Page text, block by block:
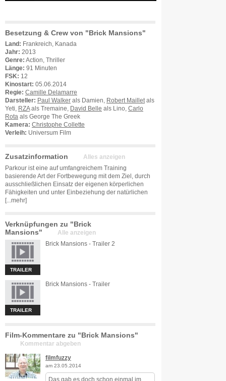
Besetzung & Crew von "Brick Mansions"
Land: Frankreich, Kanada
Jahr: 2013
Genre: Action, Thriller
Länge: 91 Minuten
FSK: 12
Kinostart: 05.06.2014
Regie: Camille Delamarre
Darsteller: Paul Walker als Damien, Robert Maillet als
Yeti,
RZAals Tremaine, David Belle als Lino, Carlo
Rota als George The Greek
Kamera: Christophe Collette
Verleih: Universum Film
Zusatzinformation Alles anzeigen
Parkour ist eine auf umfangreichem Training
basierende Art der Fortbewegung mit dem Ziel, durch
ausschließlichen Einsatz der eigenen körperlichen
Fähigkeiten und unter Einbeziehung der natürlichen
[...mehr]
Verknüpfungen zu "Brick
Mansions"
Alle anzeigen
TRAILER
Brick Mansions - Trailer 2
TRAILER
Brick Mansions - Trailer
Film-Kommentare zu "Brick Mansions"
Kommentar abgeben
filmfuzzy
am 23.05.2014
Das gab es doch schon einmal im